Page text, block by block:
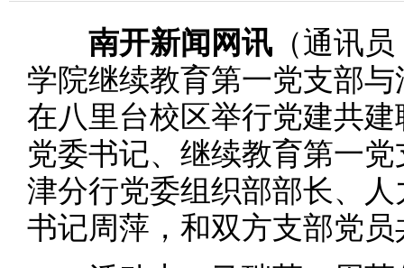
南开新闻网讯 （通讯
学院继续教育第一党支部
在八里台校区举行党建共
党委书记、继续教育第一
津分行党委组织部部长、
书记周萍，和双方支部党